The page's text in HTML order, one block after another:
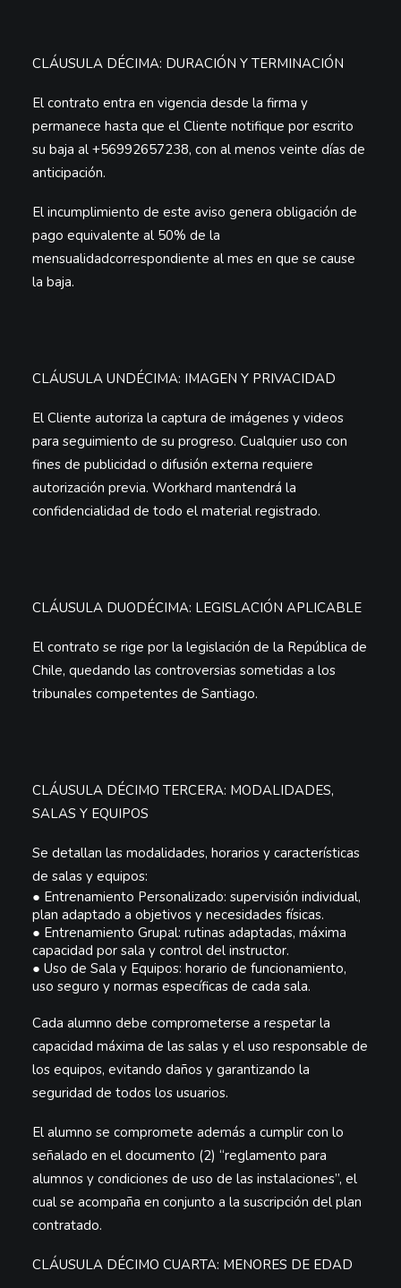
CLÁUSULA DÉCIMA: DURACIÓN Y TERMINACIÓN
El contrato entra en vigencia desde la firma y
permanece hasta que el Cliente notifique por escrito
su baja al +56992657238, con al menos veinte días de
anticipación.
El incumplimiento de este aviso genera obligación de
pago equivalente al 50% de la
mensualidadcorrespondiente al mes en que se cause
la baja.
CLÁUSULA UNDÉCIMA: IMAGEN Y PRIVACIDAD
El Cliente autoriza la captura de imágenes y videos
para seguimiento de su progreso. Cualquier uso con
fines de publicidad o difusión externa requiere
autorización previa. Workhard mantendrá la
confidencialidad de todo el material registrado.
CLÁUSULA DUODÉCIMA: LEGISLACIÓN APLICABLE
El contrato se rige por la legislación de la República de
Chile, quedando las controversias sometidas a los
tribunales competentes de Santiago.
CLÁUSULA DÉCIMO TERCERA: MODALIDADES,
SALAS Y EQUIPOS
Se detallan las modalidades, horarios y características
de salas y equipos:
● Entrenamiento Personalizado: supervisión individual,
plan adaptado a objetivos y necesidades físicas.
● Entrenamiento Grupal: rutinas adaptadas, máxima
capacidad por sala y control del instructor.
● Uso de Sala y Equipos: horario de funcionamiento,
uso seguro y normas específicas de cada sala.
Cada alumno debe comprometerse a respetar la
capacidad máxima de las salas y el uso responsable de
los equipos, evitando daños y garantizando la
seguridad de todos los usuarios.
El alumno se compromete además a cumplir con lo
señalado en el documento (2) “reglamento para
alumnos y condiciones de uso de las instalaciones”, el
cual se acompaña en conjunto a la suscripción del plan
contratado.
CLÁUSULA DÉCIMO CUARTA: MENORES DE EDAD